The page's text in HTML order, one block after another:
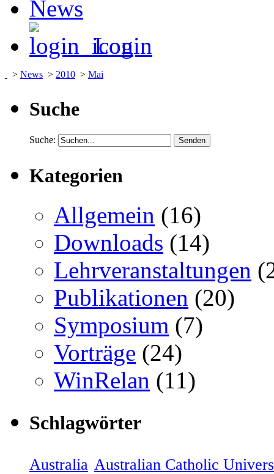
News
Login
> News > 2010 > Mai
Suche
Suche:
Kategorien
Allgemein (16)
Downloads (14)
Lehrveranstaltungen
Publikationen (20)
Symposium (7)
Vorträge (24)
WinRelan (11)
Schlagwörter
Australia Australian Catholic